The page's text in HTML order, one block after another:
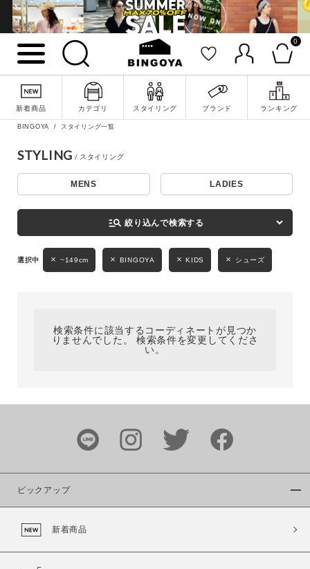
0
新着商品 カテゴリ スタイリング ブランド ランキング
詳細検索
カラー
BINGOYA スタイリング一覧
STYLING
MENS LADIES
manage_search 絞り込んで検索する
~149cm BINGOYA KIDS シューズ
検索条件に該当するコーディネートが見つか
りませんでした。 検索条件を変更してくださ
い。
ピックアップ
新着商品